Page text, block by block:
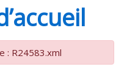
: R24583.xml